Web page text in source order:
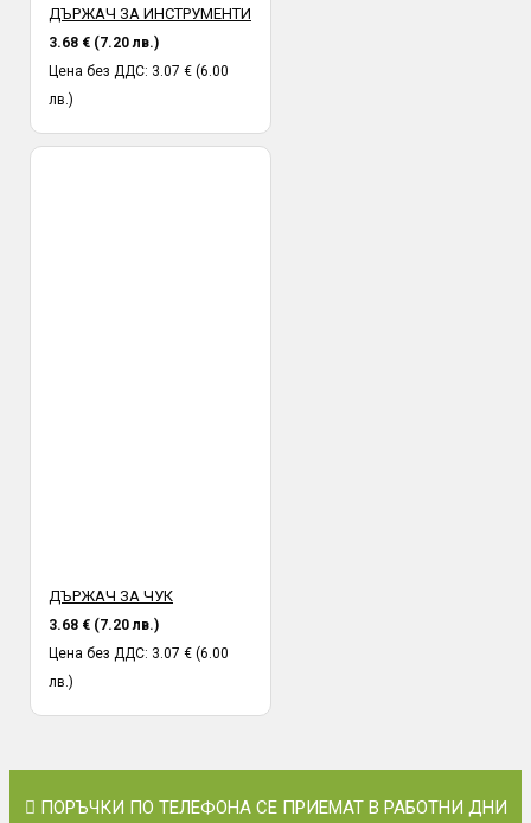
ДЪРЖАЧ ЗА ИНСТРУМЕНТИ
3.68 € (7.20 лв.)
Цена без ДДС: 3.07 € (6.00
лв.)
ДЪРЖАЧ ЗА ЧУК
3.68 € (7.20 лв.)
Цена без ДДС: 3.07 € (6.00
лв.)
ПОРЪЧКИ ПО ТЕЛЕФОНА СЕ ПРИЕМАТ В РАБОТНИ ДНИ